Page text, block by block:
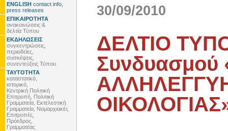
ENGLISH contact info,
press releases
ΕΠΙΚΑΙΡΟΤΗΤΑ
ανακοινώσεις &
δελτία Τύπου
ΕΚΔΗΛΩΣΕΙΣ
συγκεντρώσεις,
περιοδείες,
συσκέψεις,
συνεντεύξεις Τύπου
ΤΑΥΤΟΤΗΤΑ
καταστατικό,
ιστορικό,
Κεντρική Πολιτική
Επιτροπή, Πολιτική
Γραμματεία, Εκτελεστική
Γραμματεία, Νομαρχιακές
Επιτροπές,
Πρόεδρος,
Γραμματέας
30/09/2010
ΔΕΛΤΙΟ
Συνδυασμού